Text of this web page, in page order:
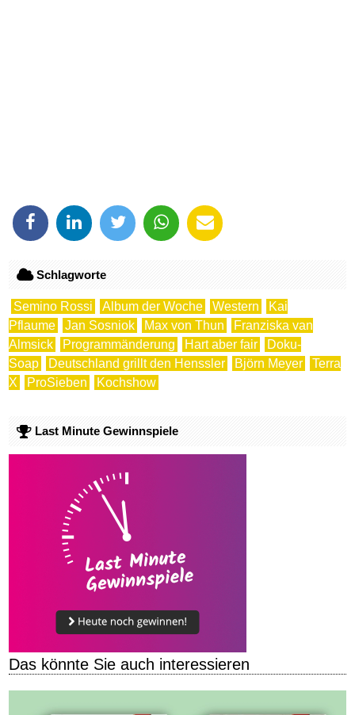
Schlagworte
Semino Rossi Album der Woche Western
Kai
Pflaume
Jan Sosniok Max von Thun
Franziska van
Almsick
Programmänderung Hart aber fair
Doku-
Soap
Deutschland grillt den Henssler Björn Meyer
Terra
X
ProSieben Kochshow
Last Minute Gewinnspiele
Das könnte Sie auch interessieren